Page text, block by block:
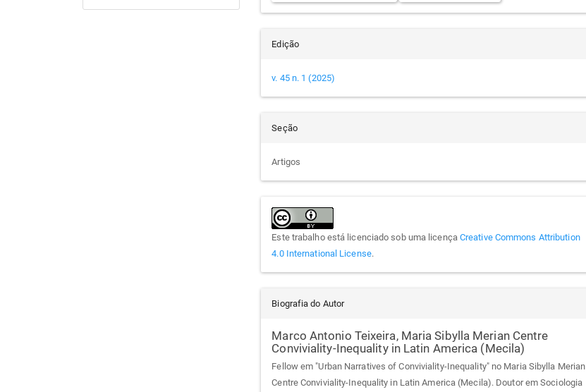
Edição
v. 45 n. 1 (2025)
Seção
Artigos
Este trabalho está licenciado sob uma licença Creative Commons Attribution
4.0 International License.
Biografia do Autor
Marco Antonio Teixeira, Maria Sibylla Merian Centre
Conviviality-Inequality in Latin America (Mecila)
Fellow em "Urban Narratives of Conviviality-Inequality" no Maria Sibylla Merian
Centre Conviviality-Inequality in Latin America (Mecila). Doutor em Sociologia